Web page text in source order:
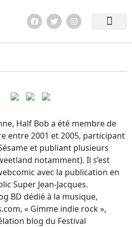
Half Bob a été membre de
entre 2001 et 2005, participant
et publiant plusieurs
notamment). Il s’est
avec la publication en
Super Jean-Jacques.
BD dédié à la musique,
« Gimme indie rock »,
blog du Festival